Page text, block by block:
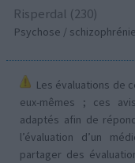
Risperdal (230)
Psychose /
Les évaluations de
eux-mêmes ; ces
adaptés afin de
l’évaluation d’un
partager des